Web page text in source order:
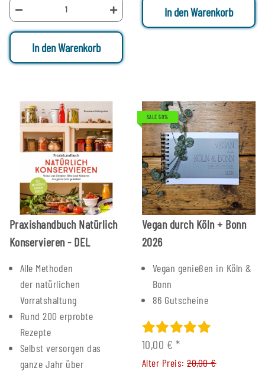
In den Warenkorb
In den Warenkorb
Praxishandbuch Natürlich
Konservieren - DEL
Alle Methoden
der natürlichen
Vorratshaltung
Rund 200 erprobte
Rezepte
Selbst versorgen das
ganze Jahr über
SALE 50%
Vegan durch Köln + Bonn
2026
Vegan genießen in Köln &
Bonn
86 Gutscheine
10,00 € *
Alter Preis:20,00 €